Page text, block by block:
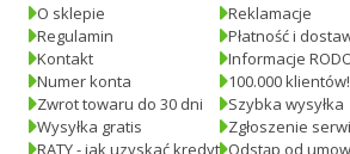
O sklepie
Regulamin
Kontakt
Numer konta
Zwrot towaru do 30 dni
Wysyłka gratis
RATY - jak uzyskać kredyt
Reklamacje
Płatność i
Informacje
100.000 klientów!
Szybka wysyłka
Zgłoszenie
Odstąp od